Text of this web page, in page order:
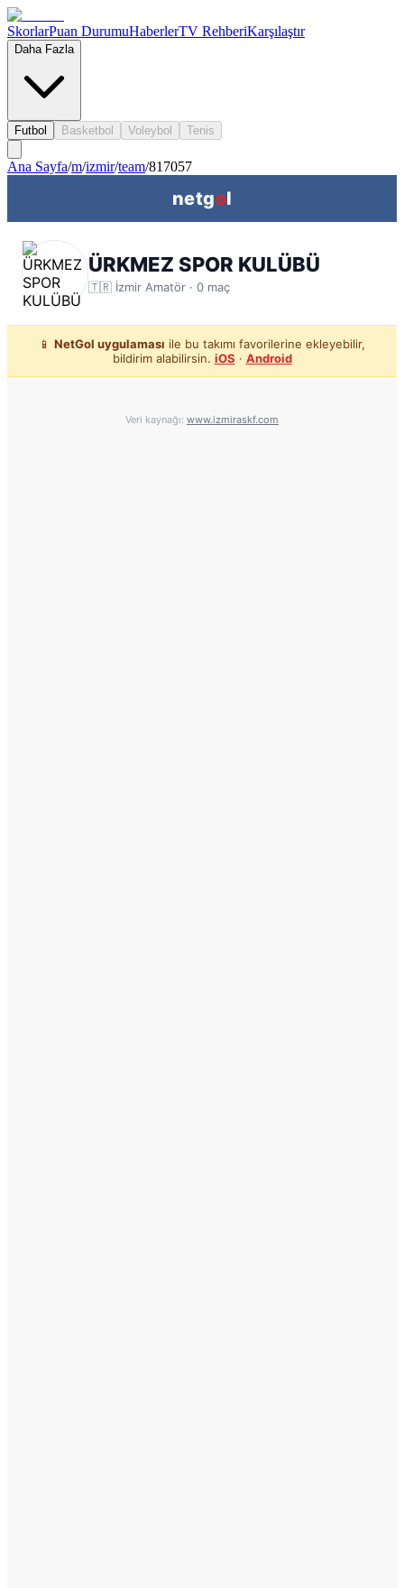
SkorlarPuan DurumuHaberlerTV RehberiKarşılaştır
Daha Fazla
Futbol Basketbol Voleybol Tenis
Ana Sayfa/m/izmir/team/817057
netgol
ÜRKMEZ SPOR KULÜBÜ
🇹🇷 İzmir Amatör · 0 maç
📱 NetGol uygulaması ile bu takımı favorilerine ekleyebilir,
bildirim alabilirsin. iOS · Android
Veri kaynağı: www.izmiraskf.com